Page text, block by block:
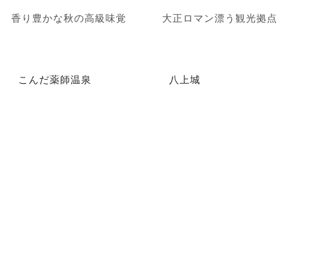
香り豊かな秋の高級味覚 大正ロマン漂う観光拠点
こんだ薬師温泉 八上城